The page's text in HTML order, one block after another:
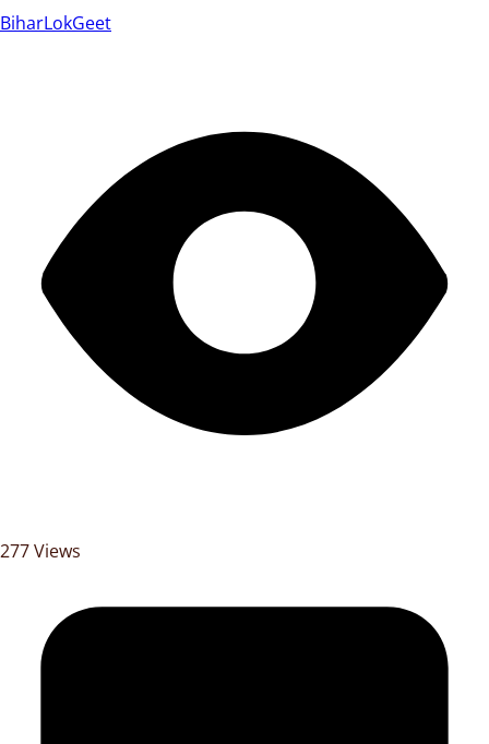
BiharLokGeet
277 Views